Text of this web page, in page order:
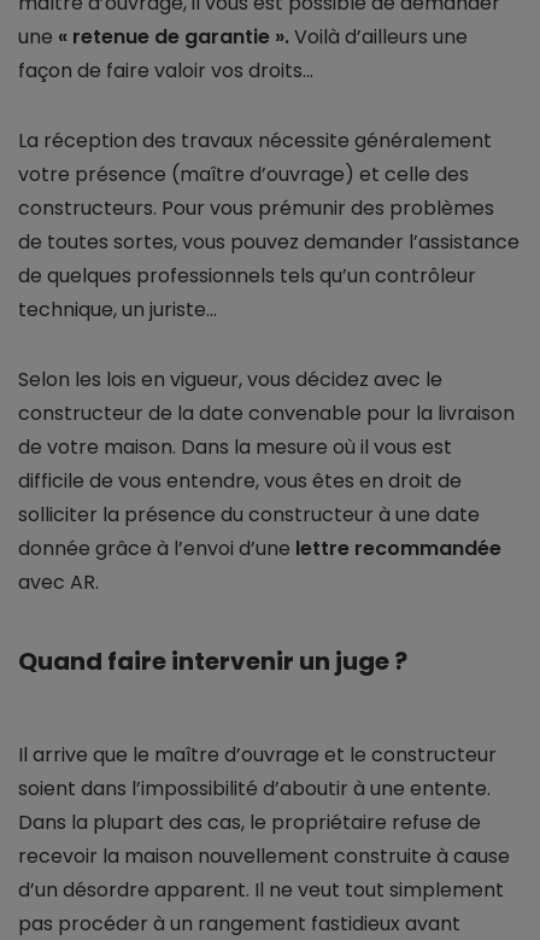
une « retenue de garantie ».Voilà d’ailleurs une
façon de faire valoir vos droits…
La réception des travaux nécessite généralement
votre présence (maître d’ouvrage) et celle des
constructeurs. Pour vous prémunir des problèmes
de toutes sortes, vous pouvez demander l’assistance
de quelques professionnels tels qu’un contrôleur
technique, un juriste…
Selon les lois en vigueur, vous décidez avec le
constructeur de la date convenable pour la livraison
de votre maison. Dans la mesure où il vous est
difficile de vous entendre, vous êtes en droit de
solliciter la présence du constructeur à une date
donnée grâce à l’envoi d’une lettre recommandée
avec AR.
Quand faire intervenir un juge ?
Il arrive que le maître d’ouvrage et le constructeur
soient dans l’impossibilité d’aboutir à une entente.
Dans la plupart des cas, le propriétaire refuse de
recevoir la maison nouvellement construite à cause
d’un désordre apparent. Il ne veut tout simplement
pas procéder à un rangement fastidieux avant